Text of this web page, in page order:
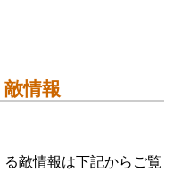
情報
敵情報は下記からご覧